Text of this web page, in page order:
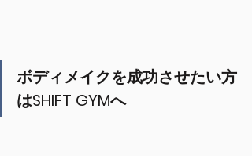
ボディメイクを成功させたい方
はSHIFT GYMへ